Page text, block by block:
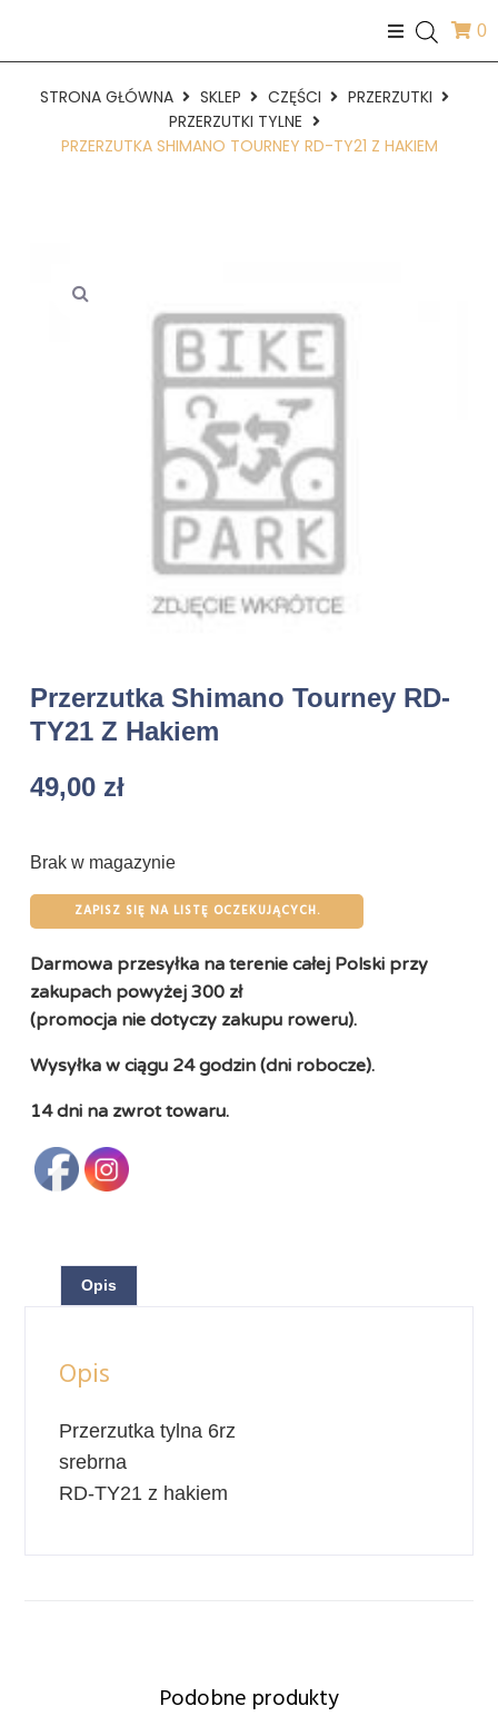
0
STRONA GŁÓWNA SKLEP CZĘŚCI
PRZERZUTKI
PRZERZUTKI TYLNE
PRZERZUTKA SHIMANO TOURNEY RD-TY21 Z HAKIEM
Przerzutka Shimano Tourney RD-
TY21 Z Hakiem
49,00 zł
Brak w magazynie
ZAPISZ SIĘ NA LISTĘ OCZEKUJĄCYCH.
Darmowa przesyłka na terenie całej Polski przy
zakupach powyżej 300 zł
(promocja nie dotyczy zakupu roweru).
Wysyłka w ciągu 24 godzin (dni robocze).
14 dni na zwrot towaru.
Opis
Opis
Przerzutka tylna 6rz
srebrna
RD-TY21 z hakiem
Podobne produkty